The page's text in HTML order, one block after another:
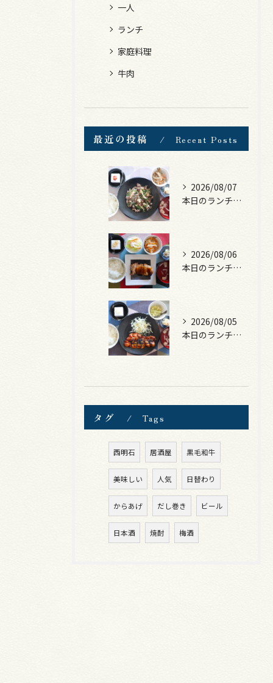
一人
ランチ
家庭料理
牛肉
最近の投稿 Recent Posts
2026/08/07
本日のランチは、黒毛和牛のチャプチェ！
2026/08/06
本日のランチは、照焼きチキン！
2026/08/05
本日のランチは、ロース豚カツ梅はさみ！
タグ Tags
西明石 居酒屋 黒毛和牛
美味しい 人気 日替わり
からあげ だし巻き ビール
日本酒 焼酎 梅酒